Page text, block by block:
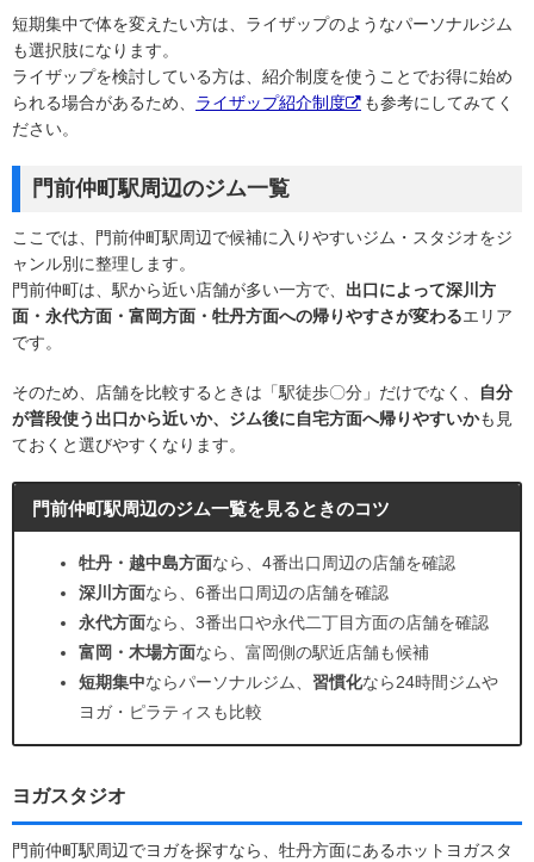
短期集中で体を変えたい方は、ライザップのようなパーソナルジム
も選択肢になります。
ライザップを検討している方は、紹介制度を使うことでお得に始め
られる場合があるため、 ライザップ紹介制度
も参考にしてみてく
ださい。
門前仲町駅周辺のジム一覧
ここでは、門前仲町駅周辺で候補に入りやすいジム・スタジオをジ
ャンル別に整理します。
門前仲町は、駅から近い店舗が多い一方で、 出口によって深川方
面・永代方面・富岡方面・牡丹方面への帰りやすさが変わるエリア
です。
そのため、店舗を比較するときは「駅徒歩〇分」だけでなく、
自分
が普段使う出口から近いか、ジム後に自宅方面へ帰りやすいかも見
ておくと選びやすくなります。
門前仲町駅周辺のジム一覧を見るときのコツ
牡丹・越中島方面なら、4番出口周辺の店舗を確認
深川方面なら、6番出口周辺の店舗を確認
永代方面なら、3番出口や永代二丁目方面の店舗を確認
富岡・木場方面なら、富岡側の駅近店舗も候補
短期集中ならパーソナルジム、 習慣化なら24時間ジムや
ヨガ・ピラティスも比較
ヨガスタジオ
門前仲町駅周辺でヨガを探すなら、牡丹方面にあるホットヨガスタ